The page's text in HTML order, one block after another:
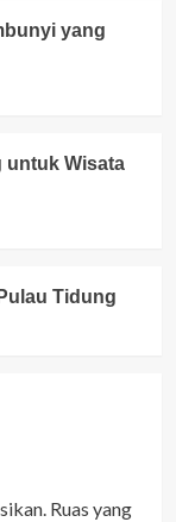
yang
untuk Wisata
Tidung
Ruas yang